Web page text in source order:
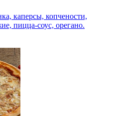
каперсы, копчености,
пицца-соус, орегано.